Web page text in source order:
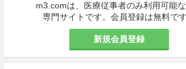
m3.comは、医療従事者のみ利用可能
専門サイトです。会員登録は無料です
新規会員登録